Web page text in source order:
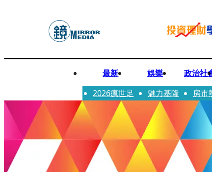
最新 娛樂 政治社
2026瘋世足
魅力基隆 房市